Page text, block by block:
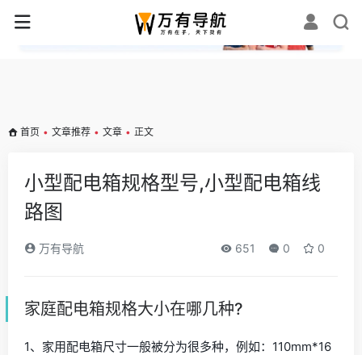
✕
首页 • 文章推荐 • 文章 • 正文
小型配电箱规格型号,小型配电箱线
路图
万有导航 651 0 0
家庭配电箱规格大小在哪几种?
1、家用配电箱尺寸一般被分为很多种，例如：110mm*16